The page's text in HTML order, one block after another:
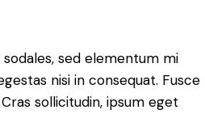
sed elementum mi
nisi in consequat. Fusce
sollicitudin, ipsum eget